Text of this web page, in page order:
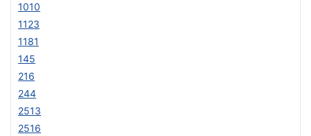
1010
1123
1181
145
216
244
2513
2516